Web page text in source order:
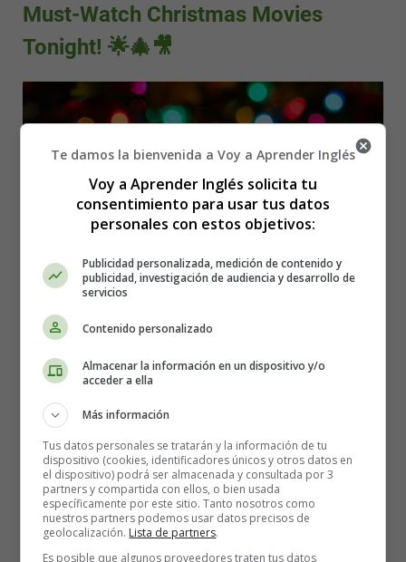
Must-Watch Christmas Movies
Tonight! 🌟🎄🎥
Detalles
Categoría:World News - Actualidad, noticias
Publicado: 02 Diciembre 2025
Te damos la bienvenida a Voy a Aprender Inglés
Voy a Aprender Inglés solicita tu
consentimiento para usar tus datos
personales con estos objetivos:
Publicidad personalizada, medición de contenido y
publicidad, investigación de audiencia y desarrollo de
servicios
Contenido personalizado
Almacenar la información en un dispositivo y/o
acceder a ella
Más información
Tus datos personales se tratarán y la información de tu
dispositivo (cookies, identificadores únicos y otros datos en
el dispositivo) podrá ser almacenada y consultada por 3
partners y compartida con ellos, o bien usada
específicamente por este sitio. Tanto nosotros como
nuestros partners podemos usar datos precisos de
geolocalización. Lista de partners.
Es posible que algunos proveedores traten tus datos